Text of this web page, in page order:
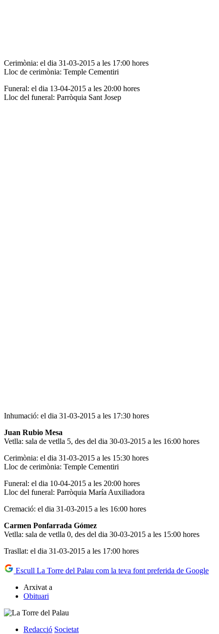
Cerimònia: el dia 31-03-2015 a les 17:00 hores
Lloc de cerimònia: Temple Cementiri
Funeral: el dia 13-04-2015 a les 20:00 hores
Lloc del funeral: Parròquia Sant Josep
Inhumació: el dia 31-03-2015 a les 17:30 hores
Juan Rubio Mesa
Vetlla: sala de vetlla 5, des del dia 30-03-2015 a les 16:00 hores
Cerimònia: el dia 31-03-2015 a les 15:30 hores
Lloc de cerimònia: Temple Cementiri
Funeral: el dia 10-04-2015 a les 20:00 hores
Lloc del funeral: Parròquia María Auxiliadora
Cremació: el dia 31-03-2015 a les 16:00 hores
Carmen Ponfarrada Gómez
Vetlla: sala de vetlla 0, des del dia 30-03-2015 a les 15:00 hores
Trasllat: el dia 31-03-2015 a les 17:00 hores
Escull La Torre del Palau com la teva font preferida de Google
Arxivat a
Obituari
Redacció Societat